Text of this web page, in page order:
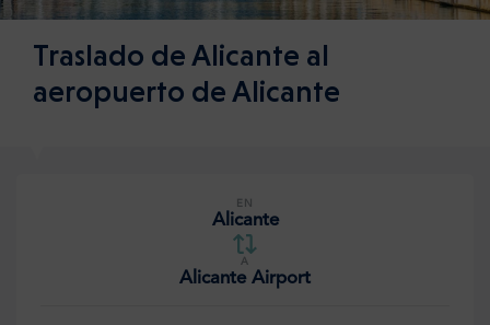
Traslado de Alicante al
aeropuerto de Alicante
EN
Alicante
A
Alicante Airport